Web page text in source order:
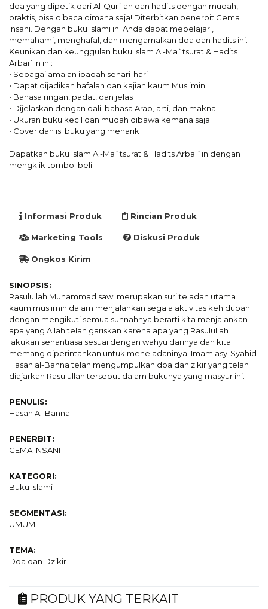
doa yang dipetik dari Al-Qur`an dan hadits dengan mudah,
praktis, bisa dibaca dimana saja! Diterbitkan penerbit Gema
Insani. Dengan buku islami ini Anda dapat mepelajari,
memahami, menghafal, dan mengamalkan doa dan hadits ini.
Keunikan dan keunggulan buku Islam Al-Ma`tsurat & Hadits
Arbai`in ini:
• Sebagai amalan ibadah sehari-hari
• Dapat dijadikan hafalan dan kajian kaum Muslimin
• Bahasa ringan, padat, dan jelas
• Dijelaskan dengan dalil bahasa Arab, arti, dan makna
• Ukuran buku kecil dan mudah dibawa kemana saja
• Cover dan isi buku yang menarik
Dapatkan buku Islam Al-Ma`tsurat & Hadits Arbai`in dengan
mengklik tombol beli.
Informasi Produk Rincian Produk
Marketing Tools Diskusi Produk
Ongkos Kirim
SINOPSIS:
Rasulullah Muhammad saw. merupakan suri teladan utama
kaum muslimin dalam menjalankan segala aktivitas kehidupan.
dengan mengikuti semua sunnahnya berarti kita menjalankan
apa yang Allah telah gariskan karena apa yang Rasulullah
lakukan senantiasa sesuai dengan wahyu darinya dan kita
memang diperintahkan untuk meneladaninya. Imam asy-Syahid
Hasan al-Banna telah mengumpulkan doa dan zikir yang telah
diajarkan Rasulullah tersebut dalam bukunya yang masyur ini.
PENULIS:
Hasan Al-Banna
PENERBIT:
GEMA INSANI
KATEGORI:
Buku Islami
SEGMENTASI:
UMUM
TEMA:
Doa dan Dzikir
PRODUK YANG TERKAIT